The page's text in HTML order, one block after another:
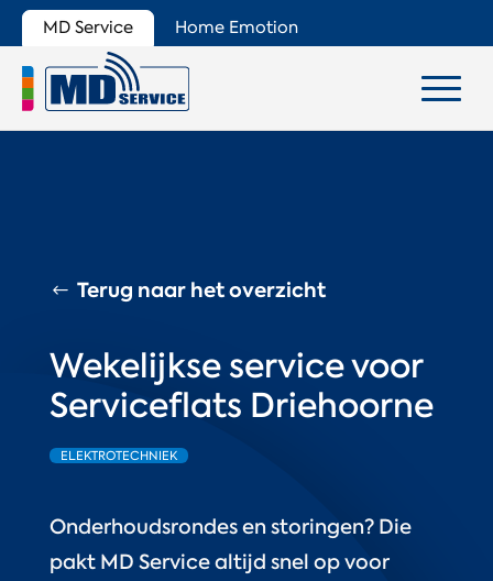
MD Service Home Emotion
Terug naar het overzicht
Wekelijkse service voor
Serviceflats Driehoorne
ELEKTROTECHNIEK
Onderhoudsrondes en storingen? Die
pakt MD Service altijd snel op voor